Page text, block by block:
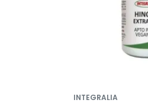
INTEGRALIA